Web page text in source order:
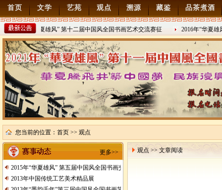
首页 文学 艺苑 观点 溯源 藏鉴 品茶煮酒
2022年“华夏雄风” 第十二届中国风全国书画艺术交流赛征
2021/8/15
2016年“华夏雄
2016/8/27
您当前的位置： 首页 >> 观点
更多>>
2015年“华夏雄风” 第五届中国风全国书画交流赛暨纪念抗日战争胜利70周年书画
2013年中国传统工艺美术精品展
观点 >> 文章阅读